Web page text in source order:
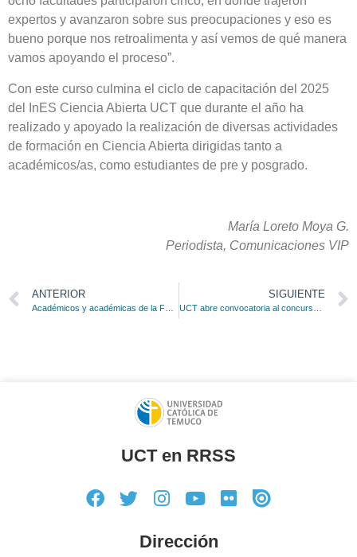
expertos y avanzaron sobre sus preocupaciones y eso es
bueno porque nos retroalimenta y así vemos de qué manera
vamos apoyando el proceso”.
Con este curso culmina el ciclo de capacitación del 2025
del InES Ciencia Abierta UCT que durante el año ha
realizado y apoyado la realización de diversas actividades
de formación en Ciencia Abierta dirigidas tanto a
académicos/as, como estudiantes de pre y posgrado.
María Loreto Moya G.
Periodista, Comunicaciones VIP
ANTERIOR SIGUIENTE
UCT en RRSS
Dirección